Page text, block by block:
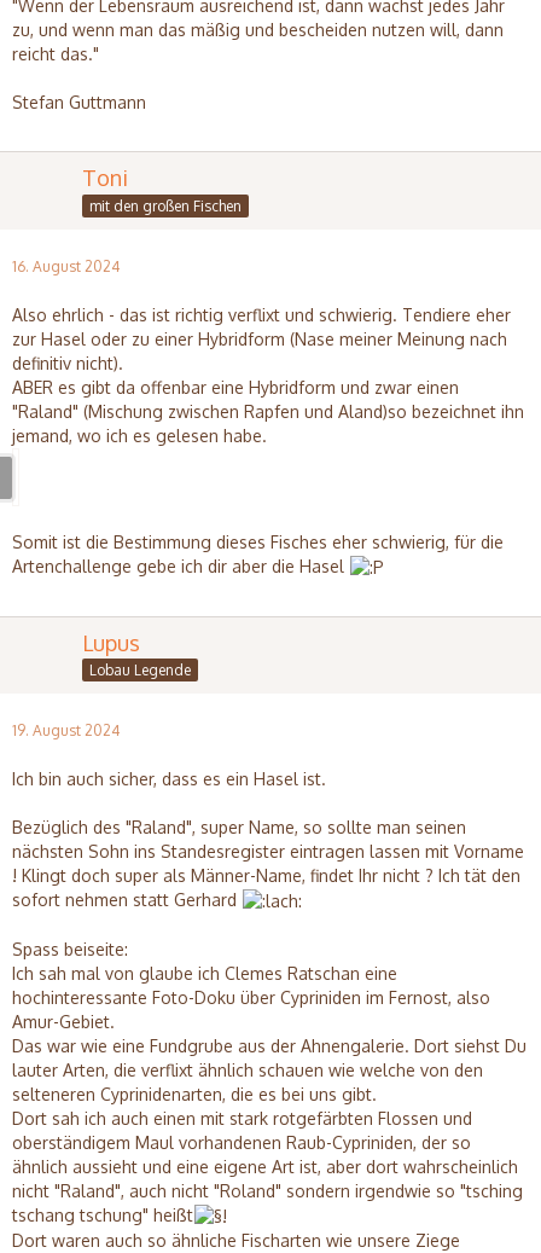
"Wenn der Lebensraum ausreichend ist, dann wächst jedes Jahr
zu, und wenn man das mäßig und bescheiden nutzen will, dann
reicht das."
Stefan Guttmann
Toni
mit den großen Fischen
16. August 2024
Also ehrlich - das ist richtig verflixt und schwierig. Tendiere eher
zur Hasel oder zu einer Hybridform (Nase meiner Meinung nach
definitiv nicht).
ABER es gibt da offenbar eine Hybridform und zwar einen
"Raland" (Mischung zwischen Rapfen und Aland)so bezeichnet ihn
jemand, wo ich es gelesen habe.
Somit ist die Bestimmung dieses Fisches eher schwierig, für die
Artenchallenge gebe ich dir aber die Hasel
Lupus
Lobau Legende
19. August 2024
Ich bin auch sicher, dass es ein Hasel ist.
Bezüglich des "Raland", super Name, so sollte man seinen
nächsten Sohn ins Standesregister eintragen lassen mit Vorname
! Klingt doch super als Männer-Name, findet Ihr nicht ? Ich tät den
sofort nehmen statt Gerhard
Spass beiseite:
Ich sah mal von glaube ich Clemes Ratschan eine
hochinteressante Foto-Doku über Cypriniden im Fernost, also
Amur-Gebiet.
Das war wie eine Fundgrube aus der Ahnengalerie. Dort siehst Du
lauter Arten, die verflixt ähnlich schauen wie welche von den
selteneren Cyprinidenarten, die es bei uns gibt.
Dort sah ich auch einen mit stark rotgefärbten Flossen und
oberständigem Maul vorhandenen Raub-Cypriniden, der so
ähnlich aussieht und eine eigene Art ist, aber dort wahrscheinlich
nicht "Raland", auch nicht "Roland" sondern irgendwie so "tsching
tschang tschung" heißt
Dort waren auch so ähnliche Fischarten wie unsere Ziege